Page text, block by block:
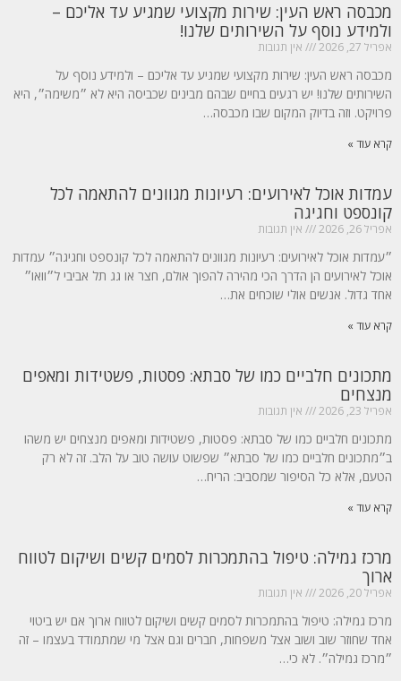
מכבסה ראש העין: שירות מקצועי שמגיע עד אליכם –
ולמידע נוסף על השירותים שלנו!
אפריל 27, 2026 אין תגובות
מכבסה ראש העין: שירות מקצועי שמגיע עד אליכם – ולמידע נוסף על
השירותים שלנו! יש רגעים בחיים שבהם מבינים שכביסה היא לא ״משימה״, היא
פרויקט. וזה בדיוק המקום שבו מכבסה…
קרא עוד »
עמדות אוכל לאירועים: רעיונות מגוונים להתאמה לכל
קונספט וחגיגה
אפריל 26, 2026 אין תגובות
״עמדות אוכל לאירועים: רעיונות מגוונים להתאמה לכל קונספט וחגיגה״ עמדות
אוכל לאירועים הן הדרך הכי מהירה להפוך אולם, חצר או גג תל אביבי ל״וואו״
אחד גדול. אנשים אולי שוכחים את…
קרא עוד »
מתכונים חלביים כמו של סבתא: פסטות, פשטידות ומאפים
מנצחים
אפריל 23, 2026 אין תגובות
מתכונים חלביים כמו של סבתא: פסטות, פשטידות ומאפים מנצחים יש משהו
ב״מתכונים חלביים כמו של סבתא״ שפשוט עושה טוב על הלב. זה לא רק
הטעם, אלא כל הסיפור שמסביב: הריח…
קרא עוד »
מרכז גמילה: טיפול בהתמכרות לסמים קשים ושיקום לטווח
ארוך
אפריל 20, 2026 אין תגובות
מרכז גמילה: טיפול בהתמכרות לסמים קשים ושיקום לטווח ארוך אם יש ביטוי
אחד שחוזר שוב ושוב אצל משפחות, חברים וגם אצל מי שמתמודד בעצמו – זה
״מרכז גמילה״. לא כי…